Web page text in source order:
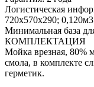
Логистическая
720х570х290;
Минимальная база
КОМПЛЕКТАЦИЯ
Мойка врезная, 80%
смола, в комплекте
герметик.